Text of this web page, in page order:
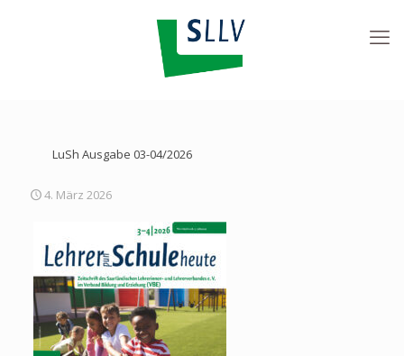
LuSh Ausgabe 03-04/2026
4. März 2026